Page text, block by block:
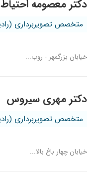
دکتر معصومه احتیاط
متخصص تصویربرداری
خیابان بزرگمهر - روب...
دکتر مهری سیروس
متخصص تصویربرداری
خیابان چهار باغ بالا...